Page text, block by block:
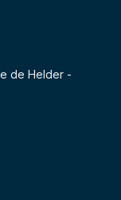
de Helder -